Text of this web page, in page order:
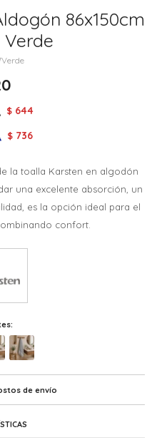
86x150cm
Verde
$ 644
$ 736
la toalla Karsten en algodón
una excelente absorción, un
es la opción ideal para el
confort.
de envío